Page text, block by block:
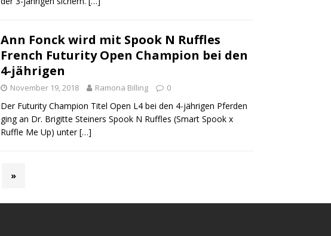
Ann Fonck wird mit Spook N Ruffles
French Futurity Open Champion bei den
4-jährigen
November 19, 2018 Ramona Billing 0
Der Futurity Champion Titel Open L4 bei den 4-jährigen Pferden
ging an Dr. Brigitte Steiners Spook N Ruffles (Smart Spook x
Ruffle Me Up) unter[…]
»